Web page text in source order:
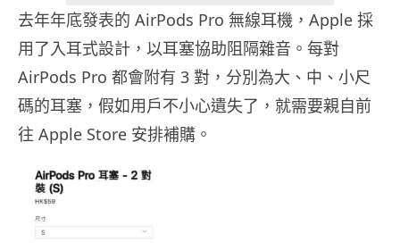
去年年底發表的 AirPods Pro 無線耳機，Apple 採
用了入耳式設計，以耳塞協助阻隔雜音。每對
AirPods Pro 都會附有 3 對，分別為大、中、小尺
碼的耳塞，假如用戶不小心遺失了，就需要親自前
往 Apple Store 安排補購。